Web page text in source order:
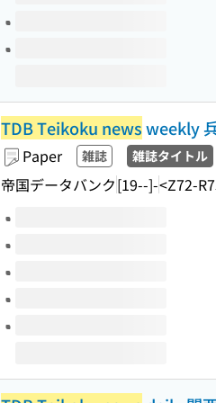
TDB Teikoku newsweekly
Paper 雑誌 雑誌タイトル
帝国データバンク[19--]-<Z72-
Volumes of this title